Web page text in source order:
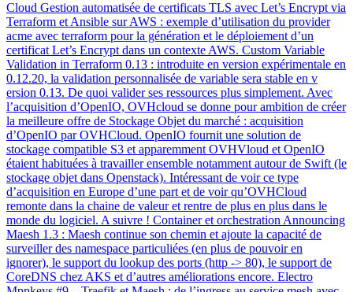
Cloud Gestion automatisée de certificats TLS avec Let’s Encrypt via
Terraform et Ansible sur AWS : exemple d’utilisation du provider
acme avec terraform pour la génération et le déploiement d’un
certificat Let’s Encrypt dans un contexte AWS. Custom Variable
Validation in Terraform 0.13 : introduite en version expérimentale en
0.12.20, la validation personnalisée de variable sera stable en v
ersion 0.13. De quoi valider ses ressources plus simplement. Avec
l’acquisition d’OpenIO, OVHcloud se donne pour ambition de créer
la meilleure offre de Stockage Objet du marché : acquisition
d’OpenIO par OVHCloud. OpenIO fournit une solution de
stockage compatible S3 et apparemment OVHVloud et OpenIO
étaient habituées à travailler ensemble notamment autour de Swift (le
stockage objet dans Openstack). Intéressant de voir ce type
d’acquisition en Europe d’une part et de voir qu’OVHCloud
remonte dans la chaine de valeur et rentre de plus en plus dans le
monde du logiciel. A suivre ! Container et orchestration Announcing
Maesh 1.3 : Maesh continue son chemin et ajoute la capacité de
surveiller des namespace particuliées (en plus de pouvoir en
ignorer), le support du lookup des ports (http -> 80), le support de
CoreDNS chez AKS et d’autres améliorations encore. Electro